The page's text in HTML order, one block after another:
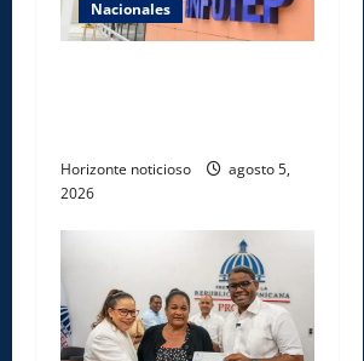
Nacionales
Horizonte noticioso
agosto 5,
2026